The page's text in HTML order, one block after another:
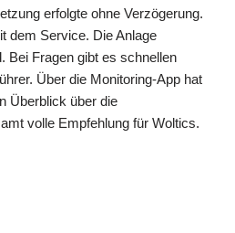
erfolgte ohne Verzögerung.
dem Service. Die Anlage
Bei Fragen gibt es schnellen
Über die Monitoring-App hat
Überblick über die
volle Empfehlung für Woltics.